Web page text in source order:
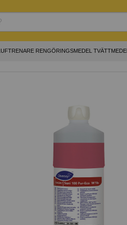
LUFTRENARE RENGÖRINGSMEDEL TVÄTTMEDEL